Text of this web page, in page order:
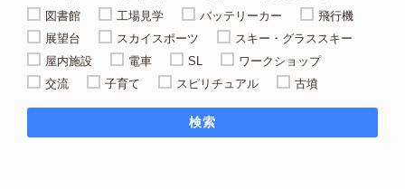
図書館
工場見学 バッテリーカー
飛行機
展望台
スカイスポーツ
スキー・グラススキー
屋内施設
電車 SL
ワークショップ
交流
子育て スピリチュアル 古墳
検索